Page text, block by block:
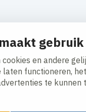
en andere
functioneren,
te kunnen
7:30 – 18:00